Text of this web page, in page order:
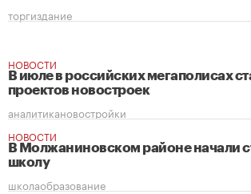
торгиздание
НОВОСТИ
В июле в российских мегаполисах
проектов новостроек
аналитикановостройки
НОВОСТИ
В Молжаниновском районе начали
школу
школаобразование